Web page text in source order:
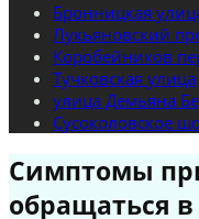
Бронницкая
Лукьяновский
Коробейников
Тучковская улица
улица Демьяна
Сусоколовское
Симптомы
обращаться